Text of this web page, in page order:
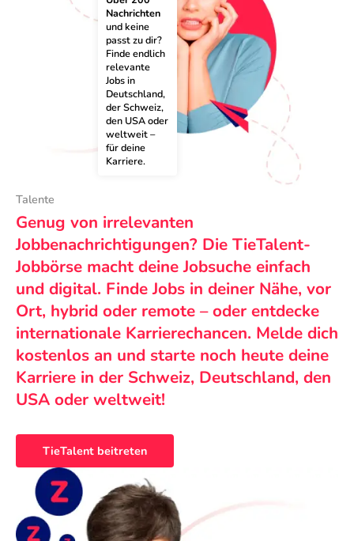
Nachrichten
und keine
passt zu dir?
Finde endlich
relevante
Jobs in
Deutschland,
der Schweiz,
den USA oder
weltweit –
für deine
Karriere.
Talente
Genug von irrelevanten
Jobbenachrichtigungen? Die TieTalent-
Jobbörse macht deine Jobsuche einfach
und digital. Finde Jobs in deiner Nähe, vor
Ort, hybrid oder remote – oder entdecke
internationale Karrierechancen. Melde dich
kostenlos an und starte noch heute deine
Karriere in der Schweiz, Deutschland, den
USA oder weltweit!
TieTalent beitreten